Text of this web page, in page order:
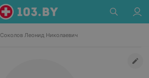
Соколов Леонид Николаевич